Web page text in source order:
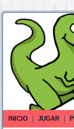
INICIO JUGAR